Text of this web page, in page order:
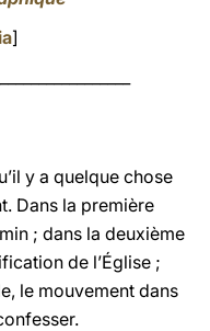
]
y a quelque chose
Dans la première
; dans la deuxième
de l’Église ;
le mouvement dans